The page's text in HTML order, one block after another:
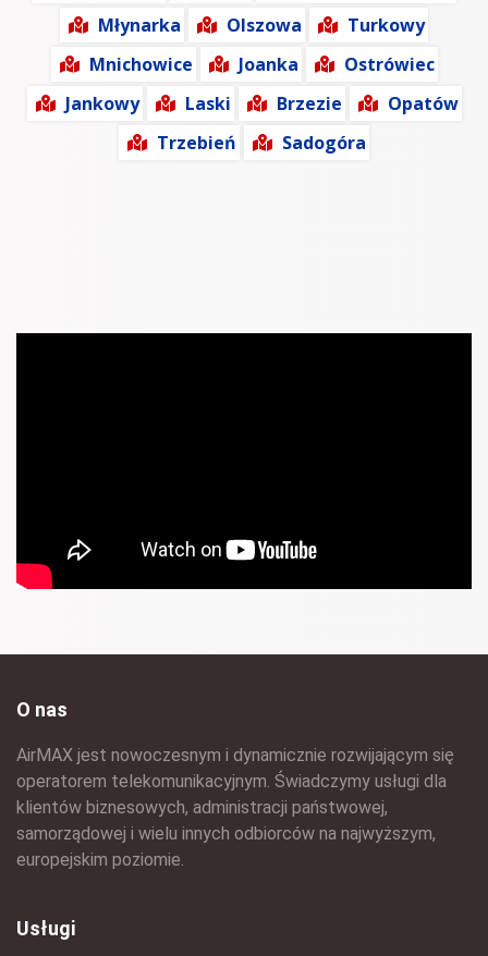
Młynarka
Olszowa
Turkowy
Mnichowice
Joanka
Ostrówiec
Jankowy
Laski Brzezie
Opatów
Trzebień
Sadogóra
O nas
AirMAX jest nowoczesnym i dynamicznie rozwijającym się
operatorem telekomunikacyjnym. Świadczymy usługi dla
klientów biznesowych, administracji państwowej,
samorządowej i wielu innych odbiorców na najwyższym,
europejskim poziomie.
Usługi